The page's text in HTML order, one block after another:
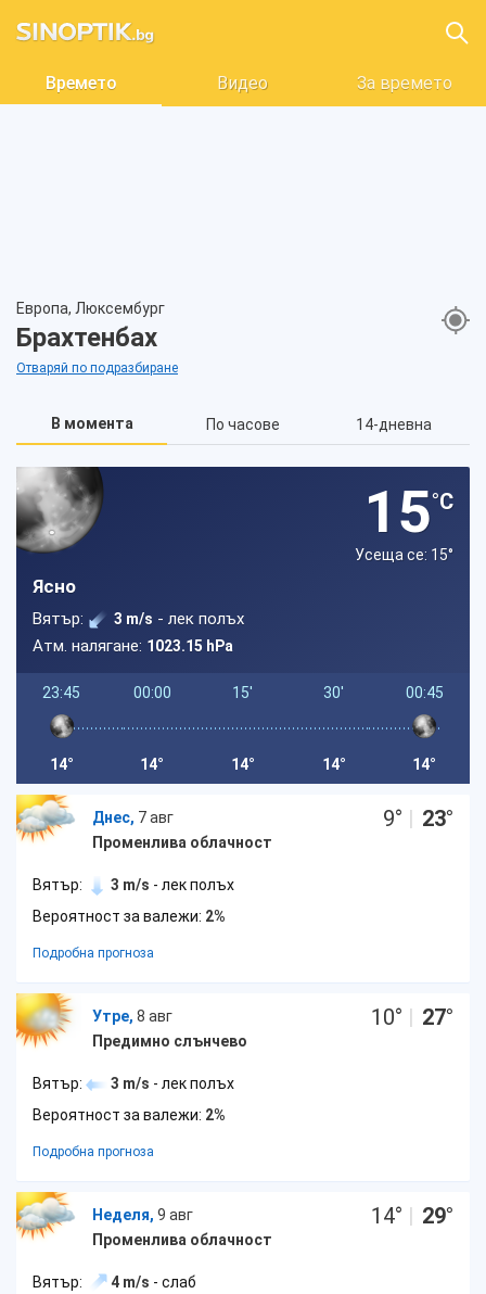
Времето Видео За времето
Европа, Люксембург
Брахтенбах
Отваряй по подразбиране
В момента По часове 14-дневна
15°C
Усеща се: 15°
Ясно
Вятър: 3 m/s - лек полъх
Атм. налягане: 1023.15 hPa
23:45
14°
00:00
14°
15'
14°
30'
14°
00:45
14°
Днес, 7 авг
Променлива облачност
9° | 23°
Вятър: 3 m/s - лек полъх
Вероятност за валежи: 2%
Подробна прогноза
Утре, 8 авг
Предимно слънчево
10° | 27°
Вятър: 3 m/s - лек полъх
Вероятност за валежи: 2%
Подробна прогноза
Неделя, 9 авг
Променлива облачност
14° | 29°
Вятър: 4 m/s - слаб